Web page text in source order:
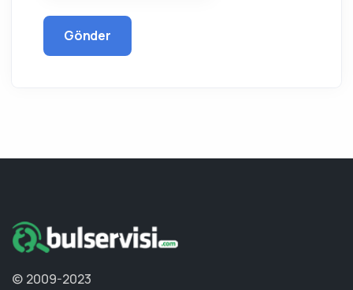
Gönder
© 2009-2023